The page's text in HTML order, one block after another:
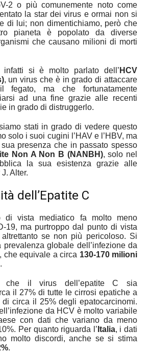
2 o più comunemente noto come
la star dei virus e ormai non si
di lui; non dimentichiamo, però che
pianeta è popolato da diverse
che causano milioni di morti
si è molto parlato dell’ HCV
, un virus che è in grado di attaccare
fegato, ma che fortunatamente
ad una fine grazie alle recenti
in grado di distruggerlo.
stati in grado di vedere questo
solo i suoi cugini l’HAV e l’HBV, ma
presenza che in passato spesso
Non A Non B (NANBH), solo nel
la sua esistenza grazie alle
Alter.
dell’Epatite C
di vista mediatico fa molto meno
19, ma purtroppo dal punto di vista
se non più pericoloso. Si
globale dell’infezione da
che equivale a circa 130-170 milioni
.
che il virus dell’epatite C sia
il 27% di tutte le cirrosi epatiche a
di circa il 25% degli epatocarcinomi.
da HCV è molto variabile
con dati che variano da meno
Per quanto riguarda l’ Italia, i dati
molto discordi, anche se si stima
.